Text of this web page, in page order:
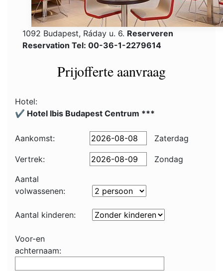
1092 Budapest, Ráday u. 6. Reserveren
Reservation Tel: 00-36-1-2279614
Prijofferte aanvraag
Hotel:
✔️ Hotel Ibis Budapest Centrum ***
Aankomst: Zaterdag
Vertrek:
Zondag
Aantal
volwassenen:
Aantal kinderen:
Voor-en
achternaam: